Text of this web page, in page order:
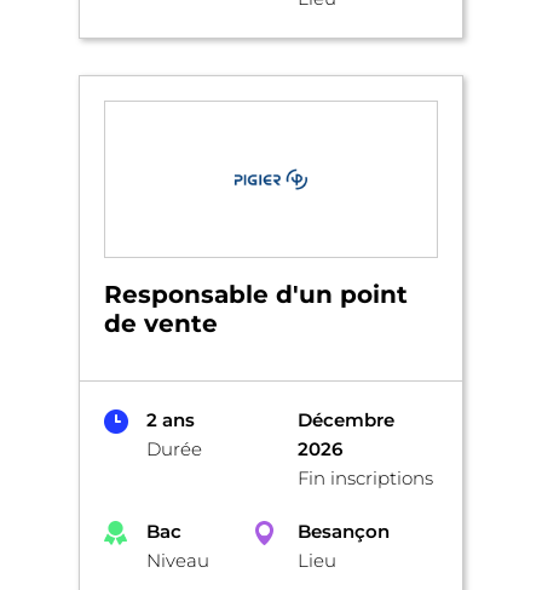
Responsable d'un point
de vente
2 ans
Durée
Décembre
2026
Fin inscriptions
Bac
Niveau
Besançon
Lieu